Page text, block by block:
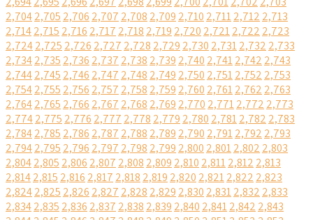
2,7042,705 2,706 2,707 2,708 2,709 2,710 2,7112,712 2,713
2,7142,715 2,716 2,717 2,718 2,719 2,720 2,7212,722 2,723
2,7242,725 2,726 2,727 2,728 2,729 2,730 2,7312,732 2,733
2,7342,735 2,736 2,737 2,738 2,739 2,740 2,7412,742 2,743
2,7442,745 2,746 2,747 2,748 2,749 2,750 2,7512,752 2,753
2,7542,755 2,756 2,757 2,758 2,759 2,760 2,7612,762 2,763
2,7642,765 2,766 2,767 2,768 2,769 2,770 2,7712,772 2,773
2,7742,775 2,776 2,777 2,778 2,779 2,780 2,7812,782 2,783
2,7842,785 2,786 2,787 2,788 2,789 2,790 2,7912,792 2,793
2,7942,795 2,796 2,797 2,798 2,799 2,800 2,8012,802 2,803
2,8042,805 2,806 2,807 2,808 2,809 2,810 2,8112,812 2,813
2,8142,815 2,816 2,817 2,818 2,819 2,820 2,8212,822 2,823
2,8242,825 2,826 2,827 2,828 2,829 2,830 2,8312,832 2,833
2,8342,835 2,836 2,837 2,838 2,839 2,840 2,8412,842 2,843